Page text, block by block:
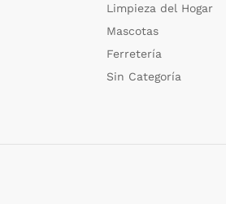
Limpieza del Hogar
Mascotas
Ferretería
Sin Categoría